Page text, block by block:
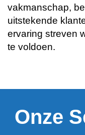
vakmanschap,
uitstekende
ervaring streven
te voldoen.
Onze